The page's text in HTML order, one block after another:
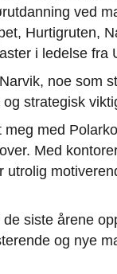
ved
Hurtigruten,
i ledelse fra
noe som
strategisk
meg med
Med
utrolig
siste årene
og nye